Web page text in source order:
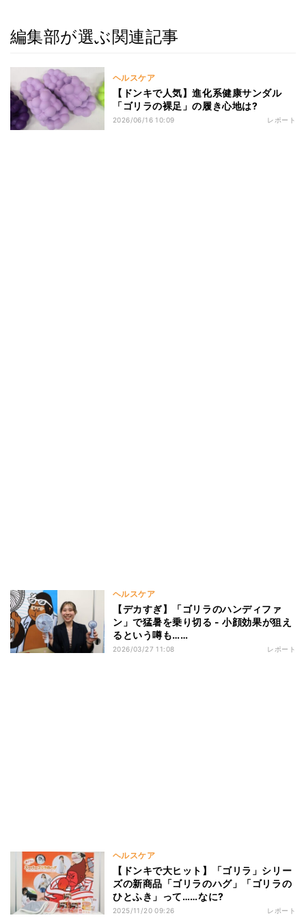
編集部が選ぶ関連記事
ヘルスケア
【ドンキで人気】進化系健康サンダル
「ゴリラの裸足」の履き心地は?
2026/06/16 10:09 レポート
ヘルスケア
【デカすぎ】「ゴリラのハンディファ
ン」で猛暑を乗り切る - 小顔効果が狙え
るという噂も……
2026/03/27 11:08 レポート
ヘルスケア
【ドンキで大ヒット】「ゴリラ」シリー
ズの新商品「ゴリラのハグ」「ゴリラの
ひとふき」って……なに?
2025/11/20 09:26 レポート